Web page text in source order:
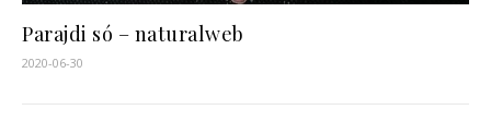
Parajdi só – naturalweb
2020-06-30